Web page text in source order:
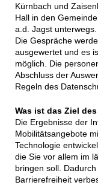
Kürnbach und
Hall in den
a.d. Jagst unterwegs.
Die Gespräche
ausgewertet und es
möglich. Die
Abschluss der
Regeln des
Was ist das Ziel
Die Ergebnisse der
Mobilitätsangebote
Technologie
die Sie vor allem im
bringen soll.
Barrierefreiheit